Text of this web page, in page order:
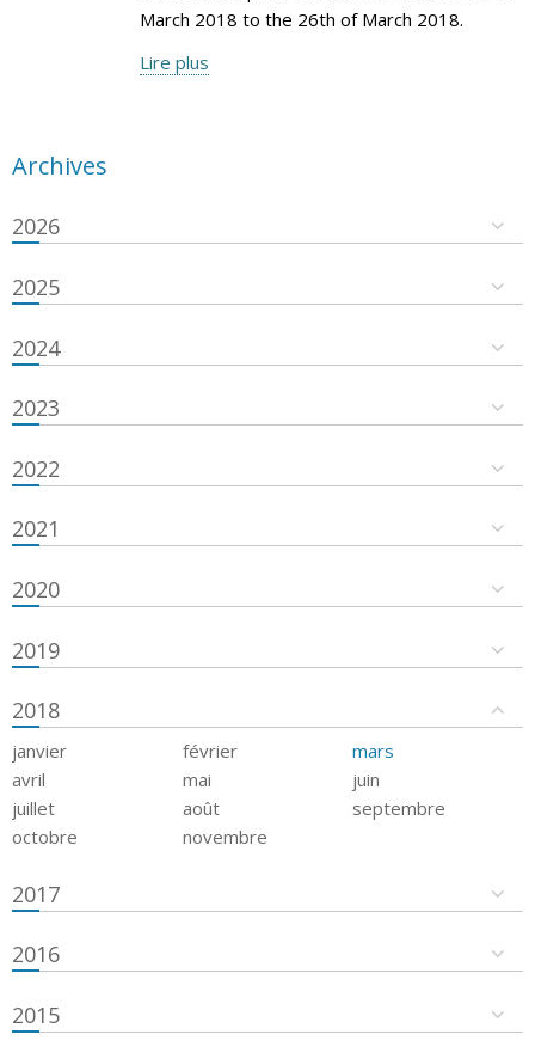
March 2018 to the 26th of March 2018.
Lire plus
Archives
2026
2025
2024
2023
2022
2021
2020
2019
2018
janvier février
mars
avril
mai
juin
juillet
août
septembre
octobre
novembre
2017
2016
2015